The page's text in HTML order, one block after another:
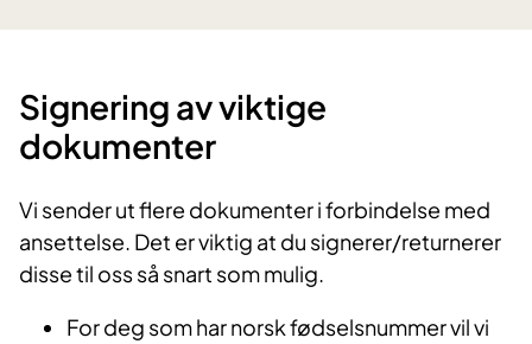
Signering av viktige
dokumenter
Vi sender ut flere dokumenter i forbindelse med
ansettelse. Det er viktig at du signerer/returnerer
disse til oss så snart som mulig.
For deg som har norsk fødselsnummer vil vi